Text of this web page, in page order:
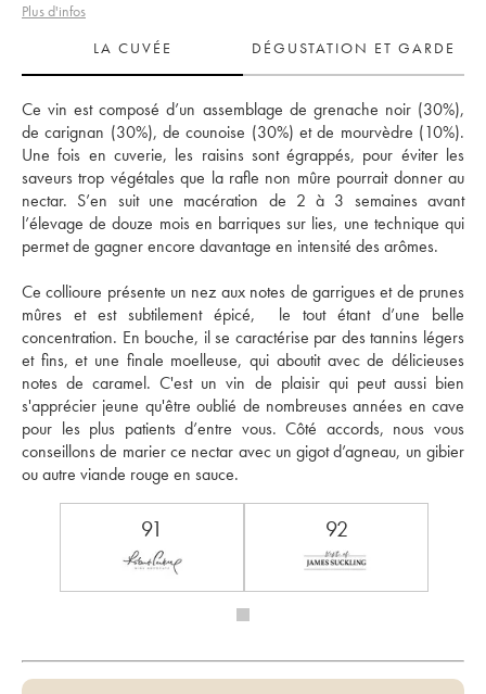
Plus d'infos
LA CUVÉE
DÉGUSTATION ET GARDE
Ce vin est composé d’un assemblage de grenache noir (30%),
de carignan (30%), de counoise (30%) et de mourvèdre (10%).
Une fois en cuverie, les raisins sont égrappés, pour éviter les
saveurs trop végétales que la rafle non mûre pourrait donner au
nectar. S’en suit une macération de 2 à 3 semaines avant
l’élevage de douze mois en barriques sur lies, une technique qui
permet de gagner encore davantage en intensité des arômes.
Ce collioure présente un nez aux notes de garrigues et de prunes
mûres et est subtilement épicé,  le tout étant d’une belle
concentration. En bouche, il se caractérise par des tannins légers
et fins, et une finale moelleuse, qui aboutit avec de délicieuses
notes de caramel. C'est un vin de plaisir qui peut aussi bien
s'apprécier jeune qu'être oublié de nombreuses années en cave
pour les plus patients d’entre vous. Côté accords, nous vous
conseillons de marier ce nectar avec un gigot d’agneau, un gibier
ou autre viande rouge en sauce.
91 92